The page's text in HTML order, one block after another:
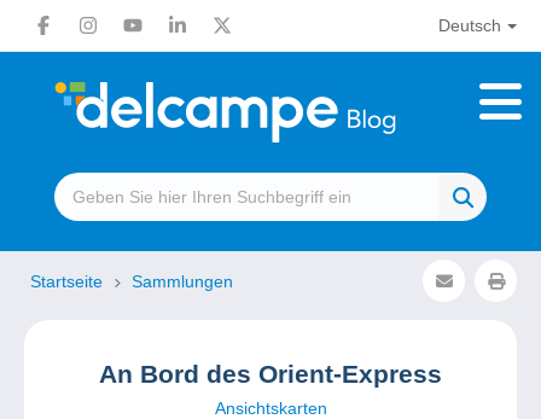
Deutsch
Startseite Sammlungen
An Bord des Orient-Express
Ansichtskarten